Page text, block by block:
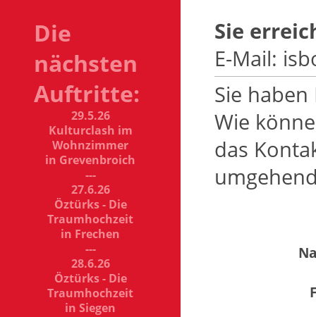
Sie
E-Mail:
Sie
Wie
das
Die
nächsten
Auftritte:
29.5.26
Kulturclash im
Wohnzimmer
in Grevenbroich
---
27.6.26
Öztürks - Die
Traumhochzeit
in Frechen
---
28.6.26
Öztürks - Die
Traumhochzeit
in Siegen